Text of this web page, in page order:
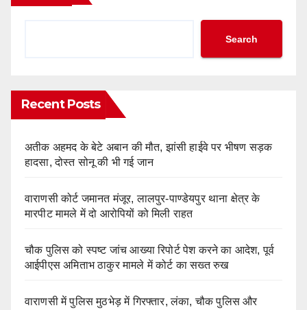
Search
Recent Posts
अतीक अहमद के बेटे अबान की मौत, झांसी हाईवे पर भीषण सड़क
हादसा, दोस्त सोनू की भी गई जान
वाराणसी कोर्ट जमानत मंजूर, लालपुर-पाण्डेयपुर थाना क्षेत्र के
मारपीट मामले में दो आरोपियों को मिली राहत
चौक पुलिस को स्पष्ट जांच आख्या रिपोर्ट पेश करने का आदेश, पूर्व
आईपीएस अमिताभ ठाकुर मामले में कोर्ट का सख्त रुख
वाराणसी में पुलिस मुठभेड़ में गिरफ्तार, लंका, चौक पुलिस और